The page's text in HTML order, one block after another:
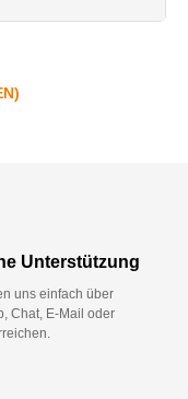
Unterstützung
uns einfach über
Chat, E-Mail oder